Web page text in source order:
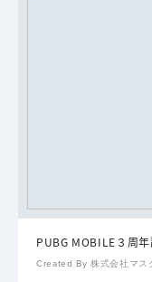
PUBG MOBILE３周
Created By 株式会社マス